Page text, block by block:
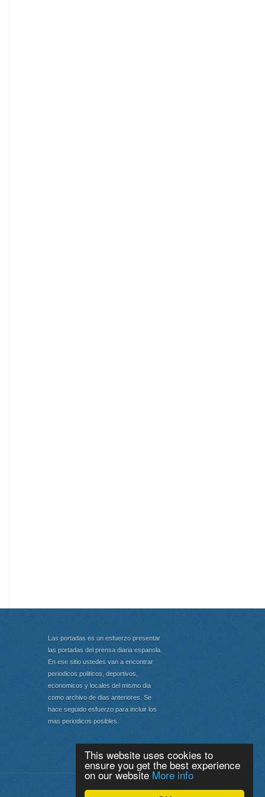
This website uses cookies to
ensure you get the best experience
on our website More info
Las portadas es un esfuerzo presentar
las portadas del prensa diaria espanola.
En ese sitio ustedes van a encontrar
periodicos politicos, deportivos,
economicos y locales del mismo dia
como archivo de dias anteriores. Se
hace seguido esfuerzo para incluir los
mas periodicos posibles.